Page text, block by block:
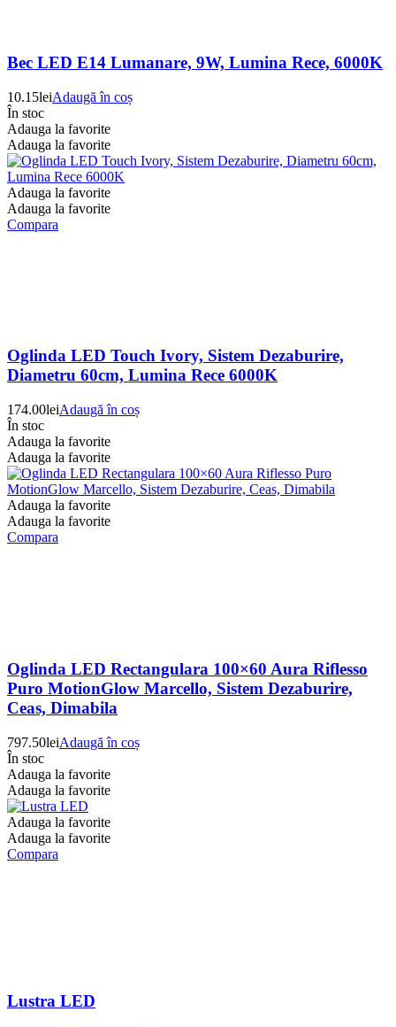
Bec LED E14 Lumanare, 9W, Lumina Rece, 6000K
10.15leiAdaugă în coș
În stoc
Adauga la favorite
Adauga la favorite
Adauga la favorite
Adauga la favorite
Compara
Oglinda LED Touch Ivory, Sistem Dezaburire,
Diametru 60cm, Lumina Rece 6000K
174.00leiAdaugă în coș
În stoc
Adauga la favorite
Adauga la favorite
Adauga la favorite
Adauga la favorite
Compara
Oglinda LED Rectangulara 100×60 Aura Riflesso
Puro MotionGlow Marcello, Sistem Dezaburire,
Ceas, Dimabila
797.50leiAdaugă în coș
În stoc
Adauga la favorite
Adauga la favorite
Adauga la favorite
Adauga la favorite
Compara
Lustra LED